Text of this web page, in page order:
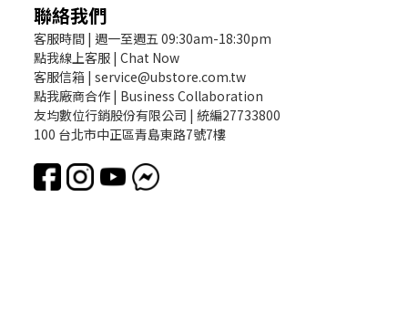
聯絡我們
客服時間 | 週一至週五 09:30am-18:30pm
點我線上客服 | Chat Now
客服信箱 | service@ubstore.com.tw
點我廠商合作 | Business Collaboration
友均數位行銷股份有限公司 | 統編27733800
100 台北市中正區青島東路7號7樓